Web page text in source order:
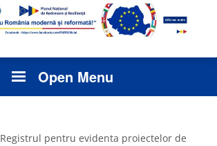
Open Menu
Registrul pentru evidenta proiectelor de